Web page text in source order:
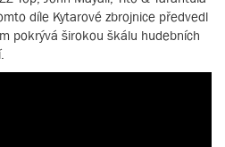
díle Kytarové zbrojnice předvedl
pokrývá širokou škálu hudebních